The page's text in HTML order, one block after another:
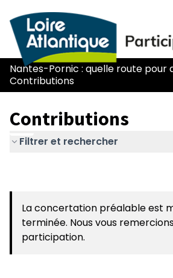
Nantes-Pornic : quelle route pour
Contributions
Contributions
Filtrer et rechercher
La concertation préalable est
terminée. Nous vous
participation.